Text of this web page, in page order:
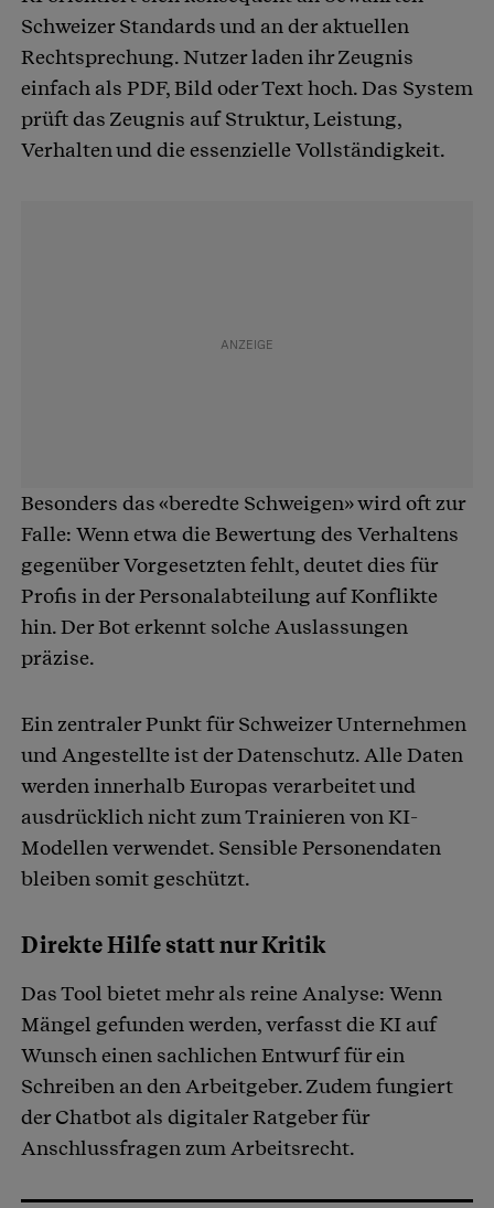
Schweizer Standards und an der aktuellen
Rechtsprechung. Nutzer laden ihr Zeugnis
einfach als PDF, Bild oder Text hoch. Das System
prüft das Zeugnis auf Struktur, Leistung,
Verhalten und die essenzielle Vollständigkeit.
Besonders das «beredte Schweigen» wird oft zur
Falle: Wenn etwa die Bewertung des Verhaltens
gegenüber Vorgesetzten fehlt, deutet dies für
Profis in der Personalabteilung auf Konflikte
hin. Der Bot erkennt solche Auslassungen
präzise.
Ein zentraler Punkt für Schweizer Unternehmen
und Angestellte ist der Datenschutz. Alle Daten
werden innerhalb Europas verarbeitet und
ausdrücklich nicht zum Trainieren von KI-
Modellen verwendet. Sensible Personendaten
bleiben somit geschützt.
Direkte Hilfe statt nur Kritik
Das Tool bietet mehr als reine Analyse: Wenn
Mängel gefunden werden, verfasst die KI auf
Wunsch einen sachlichen Entwurf für ein
Schreiben an den Arbeitgeber. Zudem fungiert
der Chatbot als digitaler Ratgeber für
Anschlussfragen zum Arbeitsrecht.